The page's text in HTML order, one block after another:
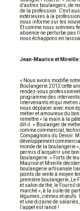
d’autres boulangers, de
de la profession. C’est
extérieures à la
nous informe sur les
Et comme nous sommes
absence ne perturbe pas
nous échappons en
Jean-Maurice et Mireille
« Nous avons modifié
Boulangerie 2012 cette
rendez-vous
programme des
intervenants et qui met en
nous déplacer avec mon
métier et amoureux du
remettre « la main à la
dit-il. « Boulanger de
comme commercial,
Compagnons du Devoir.
développement
monde de la boulangerie
permis d’acquérir une
boulangerie. » Forts de
Maurice et Mireille
boulangerie artisanale
points de vente à moyen
première boulangerie, Le
et salon de thé, le Fournil
marché », à la suite de
légumes, crèmes et œufs.
et une dizaine de
l’appel est lancé !